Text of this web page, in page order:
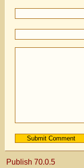
Publish 70.0.5